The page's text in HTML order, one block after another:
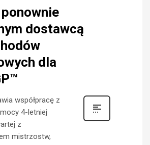
ponownie
dostawcą
dla
współpracę z
4-letniej
z
mistrzostw,